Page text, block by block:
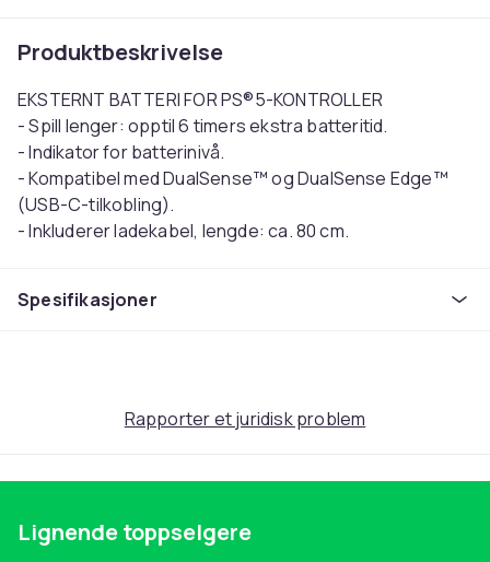
Produktbeskrivelse
EKSTERNT BATTERI FOR PS®5-KONTROLLER
- Spill lenger: opptil 6 timers ekstra batteritid.
- Indikator for batterinivå.
- Kompatibel med DualSense™ og DualSense Edge™
(USB-C-tilkobling).
- Inkluderer ladekabel, lengde: ca. 80 cm.
Spesifikasjoner
Rapporter et juridisk problem
Lignende toppselgere